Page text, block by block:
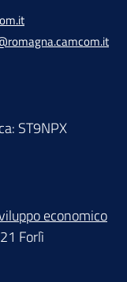
ST9NPX
economico
Forlì